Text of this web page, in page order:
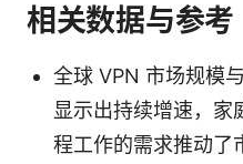
相关数据与参考
全球 VPN 市场规模
显示出持续增速，家
程工作的需求推动了